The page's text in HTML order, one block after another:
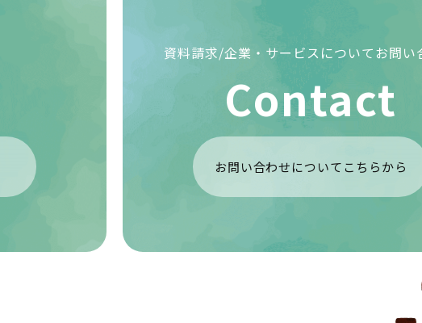
資料請求/企業・サービスについてお問い
Contact
お問い合わせについてこちらから